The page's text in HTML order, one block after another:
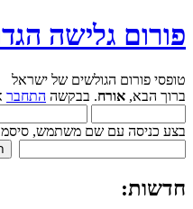
פורום גלישה
טופסי פורום הגולשים של ישראל
ברוך הבא, אורח. בבקשה התחבר
בצע כניסה עם שם משתמש,
חדשות: